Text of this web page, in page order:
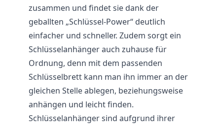
zusammen und findet sie dank der
geballten „Schlüssel-Power“ deutlich
einfacher und schneller. Zudem sorgt ein
Schlüsselanhänger auch zuhause für
Ordnung, denn mit dem passenden
Schlüsselbrett kann man ihn immer an der
gleichen Stelle ablegen, beziehungsweise
anhängen und leicht finden.
Schlüsselanhänger sind aufgrund ihrer